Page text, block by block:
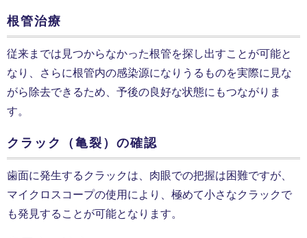
根管治療
従来までは見つからなかった根管を探し出すことが可能と
なり、さらに根管内の感染源になりうるものを実際に見な
がら除去できるため、予後の良好な状態にもつながりま
す。
クラック（亀裂）の確認
歯面に発生するクラックは、肉眼での把握は困難ですが、
マイクロスコープの使用により、極めて小さなクラックで
も発見することが可能となります。